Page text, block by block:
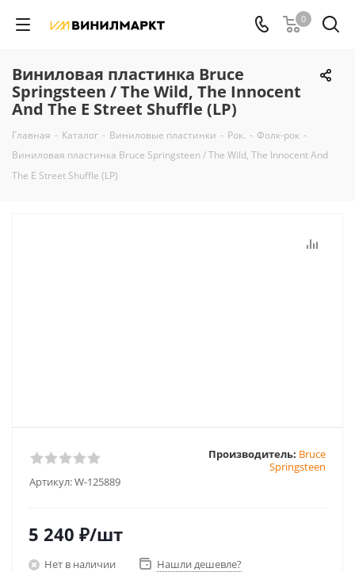
0
Виниловая пластинка Bruce
Springsteen / The Wild, The Innocent
And The E Street Shuffle (LP)
Главная - Каталог - Виниловые пластинки - Рок. - Фолк-рок -
Виниловая пластинка Bruce Springsteen / The Wild, The Innocent And
The E Street Shuffle (LP)
Артикул:W-125889
Производитель: Bruce
Springsteen
5 240 ₽/шт
Нет в наличии Нашли дешевле?